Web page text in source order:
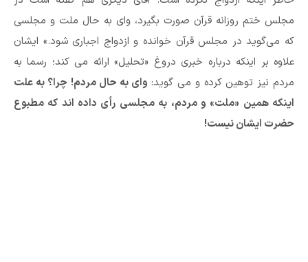
مجلس ختم روزانه قرآن صورت بگیرد، وای به حال ملت و مجلسی
که می‌گوید در مجلس قرآن خوانده و ازدواج اجباری شود.» ایشان
علاوه بر اینکه درباره خبری دروغ «تحلیل» ارائه می کند؛ رسما به
مردم نیز توهین کرده و می گوید: وای به حال مردم! چرا؟ به علت
اینکه همین «ملت» و مردم، به مجلسی رأی داده اند که مطبوع
حضرت ایشان نیست!